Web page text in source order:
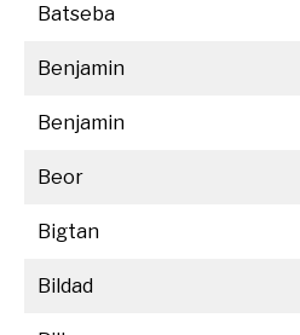
Batseba
Benjamin
Benjamin
Beor
Bigtan
Bildad